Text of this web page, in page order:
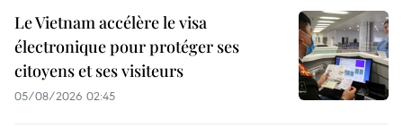
Le Vietnam accélère le visa
électronique pour protéger ses
citoyens et ses visiteurs
05/08/2026 02:45